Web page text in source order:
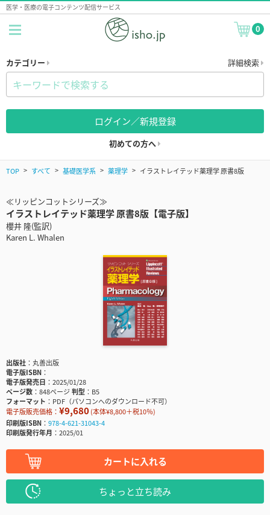
医学・医療の電子コンテンツ配信サービス
0
カテゴリー 詳細検索
ログイン／新規登録
初めての方へ
TOP すべて 基礎医学系 薬理学 イラストレイテッド薬理学 原書8版
≪リッピンコットシリーズ≫
イラストレイテッド薬理学 原書8版【電子版】
櫻井 隆(監訳)
Karen L. Whalen
出版社
丸善出版
電子版ISBN
電子版発売日
2025/01/28
ページ数
848ページ判型
B5
フォーマット
PDF（パソコンへのダウンロード不可）
電子版販売価格： ¥9,680(本体¥8,800＋税10％)
印刷版ISBN
978-4-621-31043-4
印刷版発行年月
2025/01
カートに入れる
ちょっと立ち読み